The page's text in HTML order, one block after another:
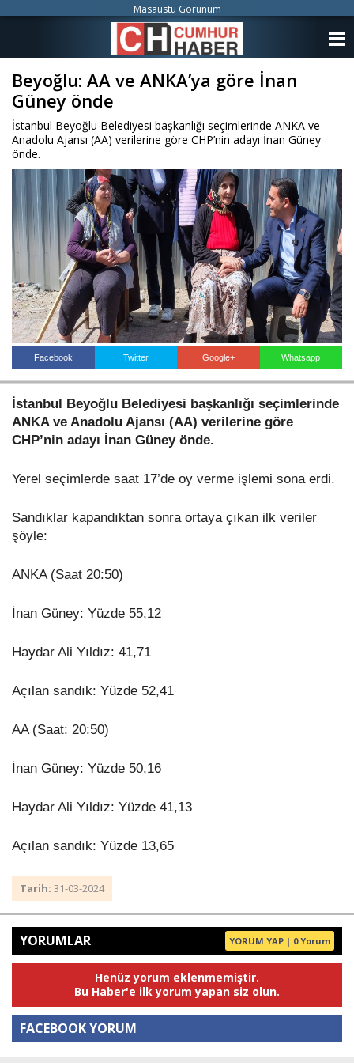
Beyoğlu: AA ve ANKA’ya göre İnan
Güney önde
İstanbul Beyoğlu Belediyesi başkanlığı seçimlerinde ANKA ve
Anadolu Ajansı (AA) verilerine göre CHP’nin adayı İnan Güney
önde.
Facebook Twitter Google+ Whatsapp
İstanbul Beyoğlu Belediyesi başkanlığı seçimlerinde
ANKA ve Anadolu Ajansı (AA) verilerine göre
CHP’nin adayı İnan Güney önde.
Yerel seçimlerde saat 17’de oy verme işlemi sona erdi.
Sandıklar kapandıktan sonra ortaya çıkan ilk veriler
şöyle:
ANKA (Saat 20:50)
İnan Güney: Yüzde 55,12
Haydar Ali Yıldız: 41,71
Açılan sandık: Yüzde 52,41
AA (Saat: 20:50)
İnan Güney: Yüzde 50,16
Haydar Ali Yıldız: Yüzde 41,13
Açılan sandık: Yüzde 13,65
Tarih: 31-03-2024
YORUMLAR YORUM YAP | 0 Yorum
Henüz yorum eklenmemiştir.
Bu Haber'e ilk yorum yapan siz olun.
FACEBOOK YORUM
Masaüstü Görünüm
KATEGORİLER
ANKETLER
FOTO GALERİ
VİDEO GALERİ
KÜNYE
İLETİŞİM
Haberin Doğru Adresi.